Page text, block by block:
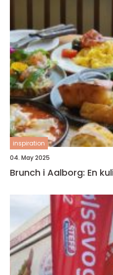
inspiration
04. May 2025
Brunch i Aalborg: En